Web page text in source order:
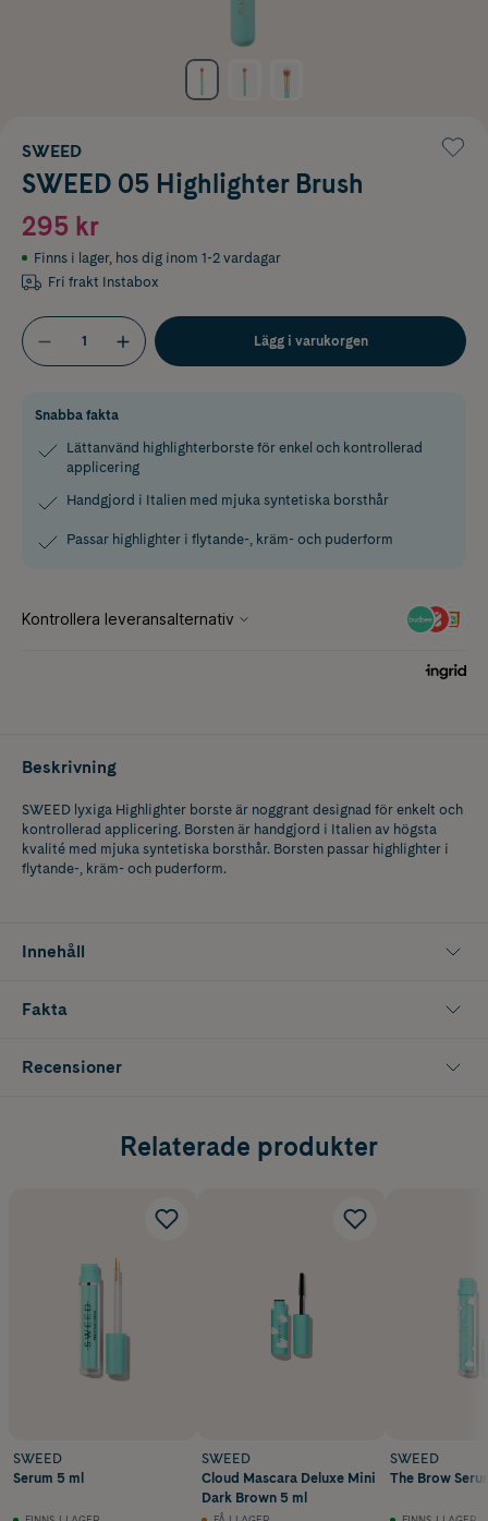
SWEED
SWEED 05 Highlighter Brush
295 kr
Finns i lager, hos dig inom 1-2 vardagar
Fri frakt Instabox
Lägg i varukorgen
Snabba fakta
Lättanvänd highlighterborste för enkel och kontrollerad
applicering
Handgjord i Italien med mjuka syntetiska borsthår
Passar highlighter i flytande-, kräm- och puderform
Beskrivning
SWEED lyxiga Highlighter borste är noggrant designad för enkelt och
kontrollerad applicering. Borsten är handgjord i Italien av högsta
kvalité med mjuka syntetiska borsthår. Borsten passar highlighter i
flytande-, kräm- och puderform.
Innehåll
Fakta
Recensioner
Relaterade produkter
SWEED
Serum 5 ml
SWEED
Cloud Mascara Deluxe Mini
Dark Brown 5 ml
SWEED
The Brow